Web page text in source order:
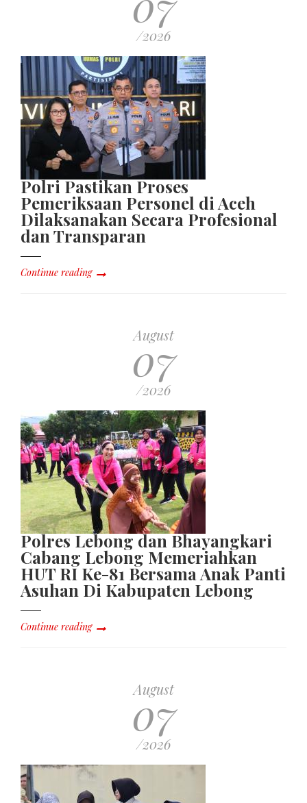
/2026
Polri Pastikan Proses
Pemeriksaan Personel di Aceh
Dilaksanakan Secara Profesional
dan Transparan
Continue reading
August
07
/2026
Polres Lebong dan Bhayangkari
Cabang Lebong Memeriahkan
HUT RI Ke-81 Bersama Anak Panti
Asuhan Di Kabupaten Lebong
Continue reading
August
07
/2026